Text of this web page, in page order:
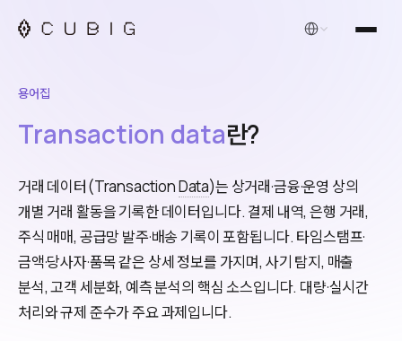
한국어
용어집
Transaction data란?
거래 데이터(TransactionData)는 상거래·금융·운영 상의
개별 거래 활동을 기록한 데이터입니다. 결제 내역, 은행 거래,
주식 매매, 공급망 발주·배송 기록이 포함됩니다. 타임스탬프·
금액·당사자·품목 같은 상세 정보를 가지며, 사기 탐지, 매출
분석, 고객 세분화, 예측 분석의 핵심 소스입니다. 대량·실시간
처리와 규제 준수가 주요 과제입니다.